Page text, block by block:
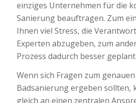
einziges Unternehmen für die
Sanierung beauftragen. Zum
Ihnen viel Stress, die
Experten abzugeben, zum
Prozess dadurch besser
Wenn sich Fragen zum
Badsanierung ergeben sollten,
gleich an einen zentralen